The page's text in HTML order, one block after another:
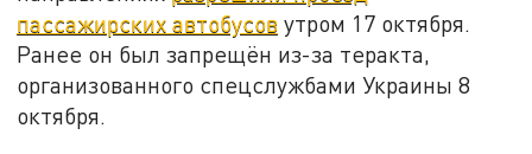
пассажирских автобусов утром 17 октября.
Ранее он был запрещён из-за теракта,
организованного спецслужбами Украины 8
октября.